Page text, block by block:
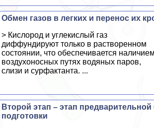
Обмен газов в легких и перенос их
> Кислород и углекислый газ
диффундируют только в растворенном
состоянии, что обеспечивается
воздухоносных путях водяных паров,
слизи и сурфактанта. ...
Второй этап – этап предварительной
подготовки